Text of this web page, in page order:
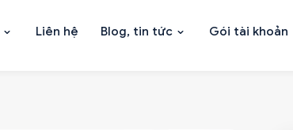
Liên hệ Blog, tin tức Gói tài khoản